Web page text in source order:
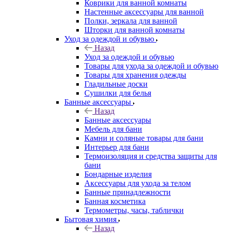
Коврики для ванной комнаты
Настенные аксессуары для ванной
Полки, зеркала для ванной
Шторки для ванной комнаты
Уход за одеждой и обувью
Назад
Уход за одеждой и обувью
Товары для ухода за одеждой и обувью
Товары для хранения одежды
Гладильные доски
Сушилки для белья
Банные аксессуары
Назад
Банные аксессуары
Мебель для бани
Камни и соляные товары для бани
Интерьер для бани
Термоизоляция и средства защиты для
бани
Бондарные изделия
Аксеcсуары для ухода за телом
Банные принадлежности
Банная косметика
Термометры, часы, таблички
Бытовая химия
Назад